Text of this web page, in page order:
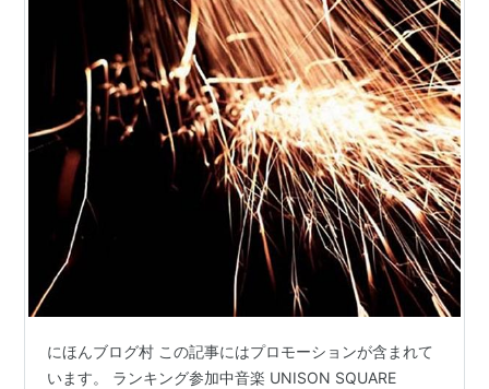
にほんブログ村 この記事にはプロモーションが含まれて
います。 ランキング参加中音楽 UNISON SQUARE